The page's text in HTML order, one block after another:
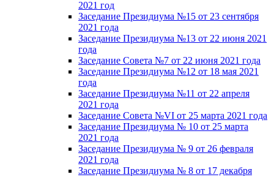
2021 год
Заседание Президиума №15 от 23 сентября
2021 года
Заседание Президиума №13 от 22 июня 2021
года
Заседание Совета №7 от 22 июня 2021 года
Заседание Президиума №12 от 18 мая 2021
года
Заседание Президиума №11 от 22 апреля
2021 года
Заседание Совета №VI от 25 марта 2021 года
Заседание Президиума № 10 от 25 марта
2021 года
Заседание Президиума № 9 от 26 февраля
2021 года
Заседание Президиума № 8 от 17 декабря